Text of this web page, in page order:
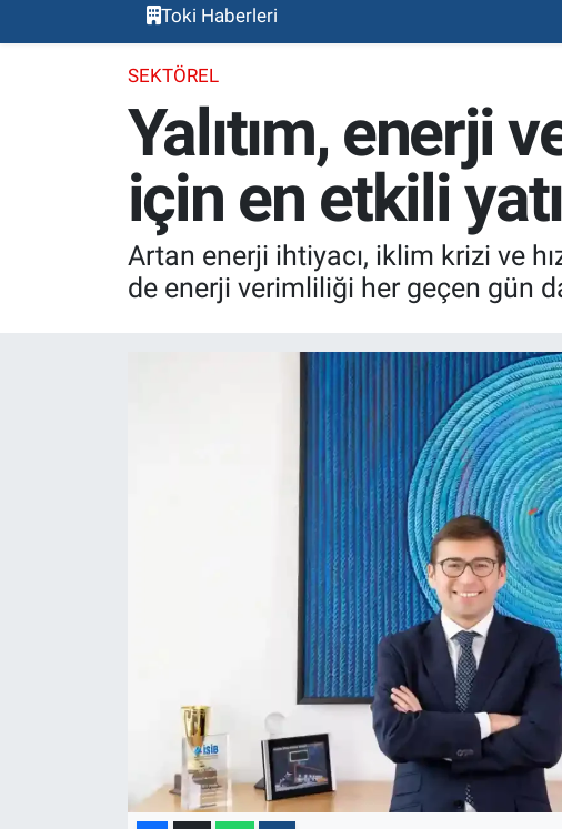
Toki Haberleri
SEKTÖREL
Yalıtım, enerji
için en etkili
Artan enerji ihtiyacı, iklim krizi ve
de enerji verimliliği her geçen gün